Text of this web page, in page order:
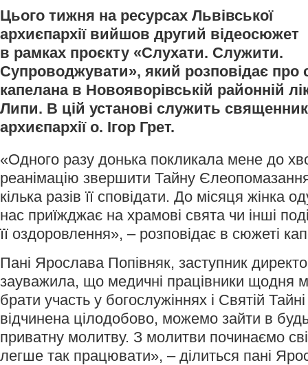
Цього тижня на ресурсах Львівської
архиєпархії вийшов другий відеосюжет
в рамках проєкту «Слухати. Служити.
Супроводжувати», який розповідає про
капелана в Новояворівській районній
Липи. В цій установі служить священник
архиєпархії о. Ігор Грет.
«Одного разу донька покликала мене до
реанімацію звершити Тайну
кілька разів її сповідати. До місяця жінка
нас приїжджає на храмові свята чи інші
її оздоровлення», – розповідає в сюжеті
Пані Ярослава Попівняк, заступник
зауважила, що медичні працівники щодня
брати участь у богослужіннях і Святій
відчинена цілодобово, можемо зайти в
приватну молитву. З молитви починаємо
легше так працювати», – ділиться пані